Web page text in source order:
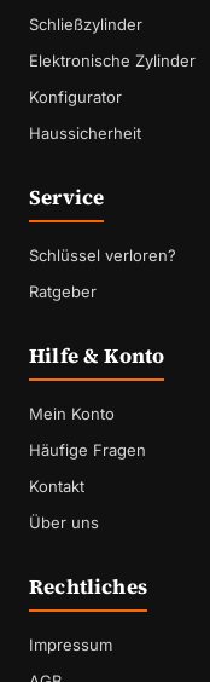
Schließzylinder
Elektronische Zylinder
Konfigurator
Haussicherheit
Service
Schlüssel verloren?
Ratgeber
Hilfe & Konto
Mein Konto
Häufige Fragen
Kontakt
Über uns
Rechtliches
Impressum